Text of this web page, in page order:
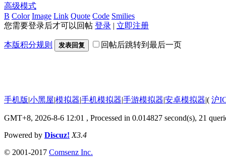
高级模式
B Color Image Link Quote Code Smilies
您需要登录后才可以回帖 登录 | 立即注册
本版积分规则 发表回复 回帖后跳转到最后一页
手机版|小黑屋|模拟器|手机模拟器|手游模拟器|安卓模拟器|( 沪
GMT+8, 2026-8-6 12:01 , Processed in 0.014827 second(s), 21
Powered by Discuz! X3.4
© 2001-2017 Comsenz Inc.